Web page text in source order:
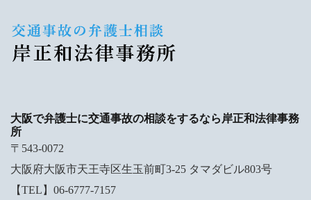
大阪で弁護士に交通事故の相談をするなら岸正和法律事務
所
〒543-0072
大阪府大阪市天王寺区生玉前町3-25 タマダビル803号
【TEL】06-6777-7157